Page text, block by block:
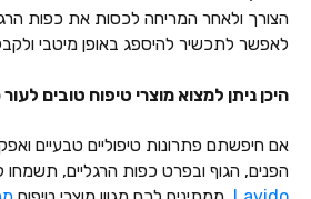
הצורך ולאחר המריחה לכסות את כפות
לאפשר לתכשיר להיספג באופן מיטבי
היכן ניתן למצוא מוצרי טיפוח טובים
אם חיפשתם פתרונות טיפוליים טבעיים
הפנים, הגוף ובפרט כפות הרגליים,